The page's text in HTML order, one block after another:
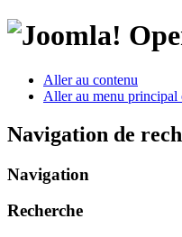
Aller au contenu
Aller au menu principal
Navigation de
Navigation
Recherche